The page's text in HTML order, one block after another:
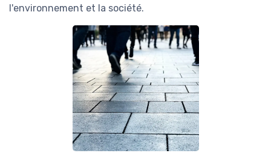
l'environnement et la société.